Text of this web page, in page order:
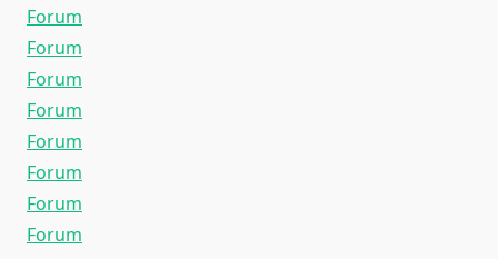
Forum
Forum
Forum
Forum
Forum
Forum
Forum
Forum